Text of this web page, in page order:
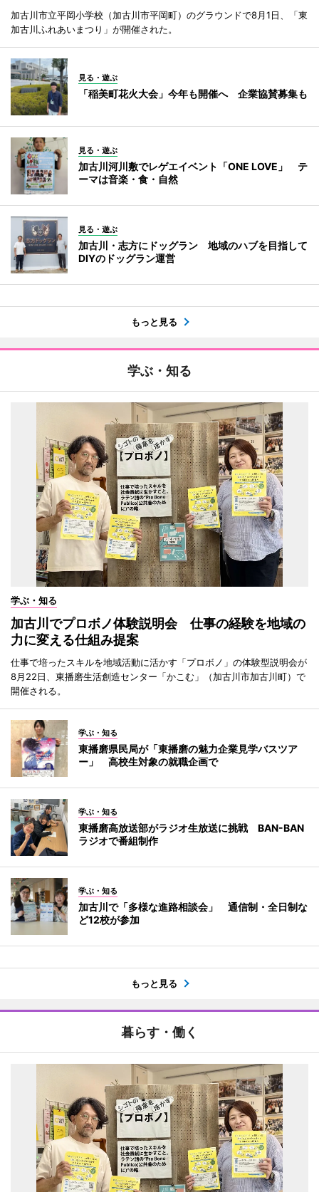
加古川市立平岡小学校（加古川市平岡町）のグラウンドで8月1日、「東
加古川ふれあいまつり」が開催された。
見る・遊ぶ
「稲美町花火大会」今年も開催へ 企業協賛募集も
見る・遊ぶ
加古川河川敷でレゲエイベント「ONE LOVE」 テ
ーマは音楽・食・自然
見る・遊ぶ
加古川・志方にドッグラン 地域のハブを目指して
DIYのドッグラン運営
もっと見る
学ぶ・知る
学ぶ・知る
加古川でプロボノ体験説明会 仕事の経験を地域の
力に変える仕組み提案
仕事で培ったスキルを地域活動に活かす「プロボノ」の体験型説明会が
8月22日、東播磨生活創造センター「かこむ」（加古川市加古川町）で
開催される。
学ぶ・知る
東播磨県民局が「東播磨の魅力企業見学バスツア
ー」 高校生対象の就職企画で
学ぶ・知る
東播磨高放送部がラジオ生放送に挑戦 BAN-BAN
ラジオで番組制作
学ぶ・知る
加古川で「多様な進路相談会」 通信制・全日制な
ど12校が参加
もっと見る
暮らす・働く